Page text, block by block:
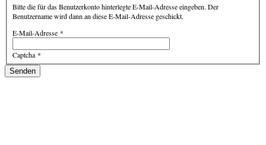
Bitte die für das Benutzerkonto hinterlegte E-Mail-Adresse eingeben. Der
Benutzername wird dann an diese E-Mail-Adresse geschickt.
E-Mail-Adresse *
Captcha *
Senden